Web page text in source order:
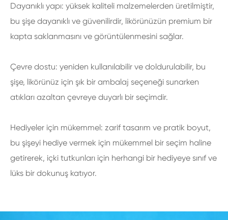
Dayanıklı yapı: yüksek kaliteli malzemelerden üretilmiştir,
bu şişe dayanıklı ve güvenilirdir, likörünüzün premium bir
kapta saklanmasını ve görüntülenmesini sağlar.
Çevre dostu: yeniden kullanılabilir ve doldurulabilir, bu
şişe, likörünüz için şık bir ambalaj seçeneği sunarken
atıkları azaltan çevreye duyarlı bir seçimdir.
Hediyeler için mükemmel: zarif tasarım ve pratik boyut,
bu şişeyi hediye vermek için mükemmel bir seçim haline
getirerek, içki tutkunları için herhangi bir hediyeye sınıf ve
lüks bir dokunuş katıyor.